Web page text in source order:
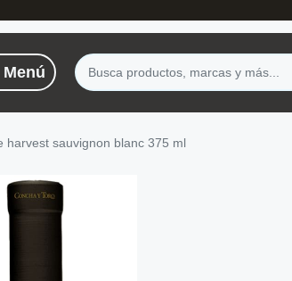
harvest sauvignon blanc 375 ml